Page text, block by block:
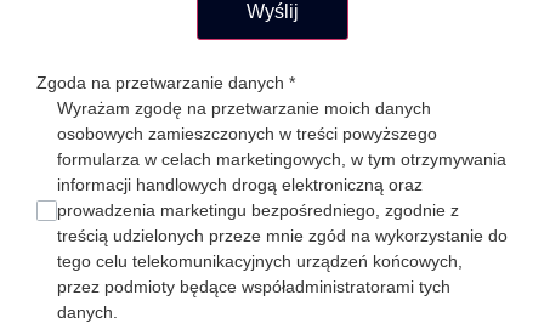
Wyślij
Zgoda na przetwarzanie danych *
Wyrażam zgodę na przetwarzanie moich danych
osobowych zamieszczonych w treści powyższego
formularza w celach marketingowych, w tym otrzymywania
informacji handlowych drogą elektroniczną oraz
prowadzenia marketingu bezpośredniego, zgodnie z
treścią udzielonych przeze mnie zgód na wykorzystanie do
tego celu telekomunikacyjnych urządzeń końcowych,
przez podmioty będące współadministratorami tych
danych.